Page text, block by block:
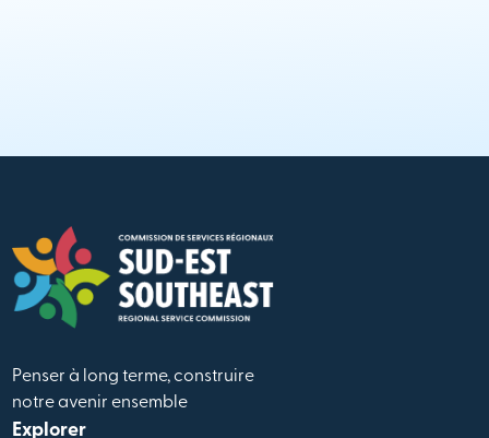
Penser à long terme, construire
notre avenir ensemble
Explorer